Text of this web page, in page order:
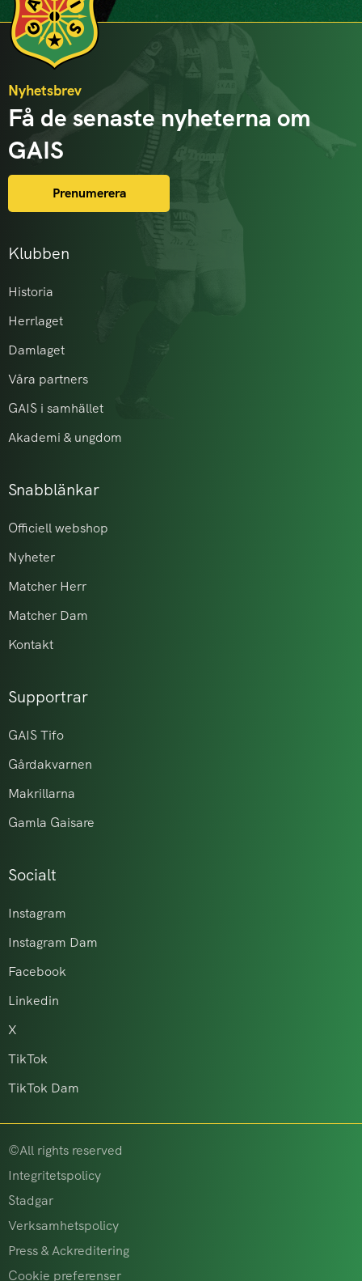
Klubben
Historia
Herrlaget
Damlaget
Våra partners
GAIS i samhället
Akademi & ungdom
Snabblänkar
Officiell webshop
Nyheter
Matcher Herr
Matcher Dam
Kontakt
Supportrar
GAIS Tifo
Gårdakvarnen
Makrillarna
Gamla Gaisare
Socialt
Instagram
Instagram Dam
Facebook
Linkedin
X
TikTok
TikTok Dam
Nyhetsbrev
Få de senaste nyheterna om
GAIS
Prenumerera
©All rights reserved
Integritetspolicy
Stadgar
Verksamhetspolicy
Press & Ackreditering
Cookie preferenser